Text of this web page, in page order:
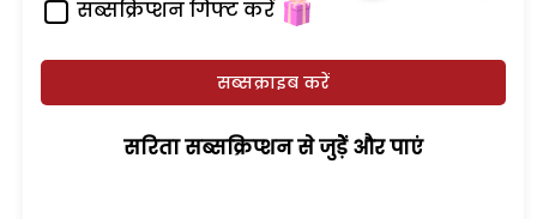
सब्सक्रिप्शन गिफ्ट करें
सब्सक्राइब करें
सरिता सब्सक्रिप्शन से जुड़ेें और पाएं